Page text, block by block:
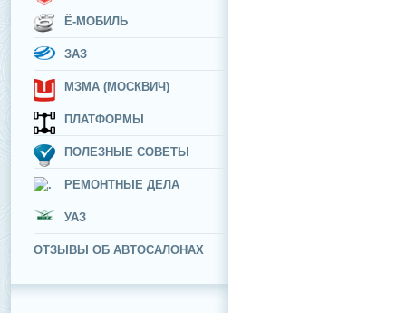
Ё-МОБИЛЬ
ЗАЗ
МЗМА (МОСКВИЧ)
ПЛАТФОРМЫ
ПОЛЕЗНЫЕ СОВЕТЫ
РЕМОНТНЫЕ ДЕЛА
УАЗ
ОТЗЫВЫ ОБ АВТОСАЛОНАХ